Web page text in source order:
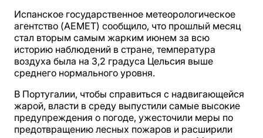
Испанское государственное метеорологическое
агентство (AEMET) сообщило, что прошлый месяц
стал вторым самым жарким июнем за всю
историю наблюдений в стране, температура
воздуха была на 3,2 градуса Цельсия выше
среднего нормального уровня.
В Португалии, чтобы справиться с надвигающейся
жарой, власти в среду выпустили самые высокие
предупреждения о погоде, ужесточили меры по
предотвращению лесных пожаров и расширили